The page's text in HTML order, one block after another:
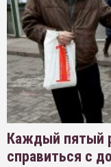
Каждый пятый
справиться с